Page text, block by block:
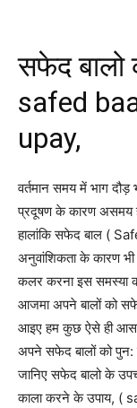
सफेद बालो
safed
upay,
वर्तमान समय में भाग
प्रदूषण के कारण असमय
हालांकि सफेद बाल (
अनुवांशिकता के कारण
कलर करना इस समस्या
आजमा अपने बालों को
आइए हम कुछ ऐसे ही
अपने सफेद बालों को पुन:
जानिए सफेद बालो के
काला करने के उपाय,